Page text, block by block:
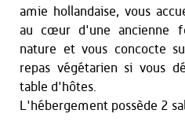
amie hollandaise, vous
au cœur d'une ancienne
nature et vous concocte
repas végétarien si vous
table d'hôtes.
L'hébergement possède 2